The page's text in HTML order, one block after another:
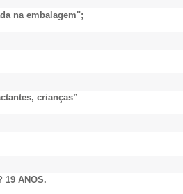
na embalagem";
crianças”
19 ANOS.